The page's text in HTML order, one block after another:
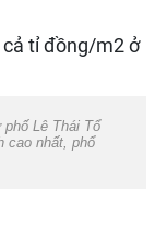
Lê Thái Tổ
cao nhất, phổ